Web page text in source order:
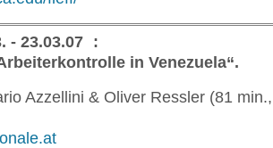
- 23.03.07 :
in Venezuela“.
Azzellini & Oliver Ressler (81